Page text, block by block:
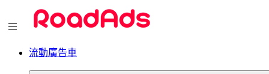
流動廣告車